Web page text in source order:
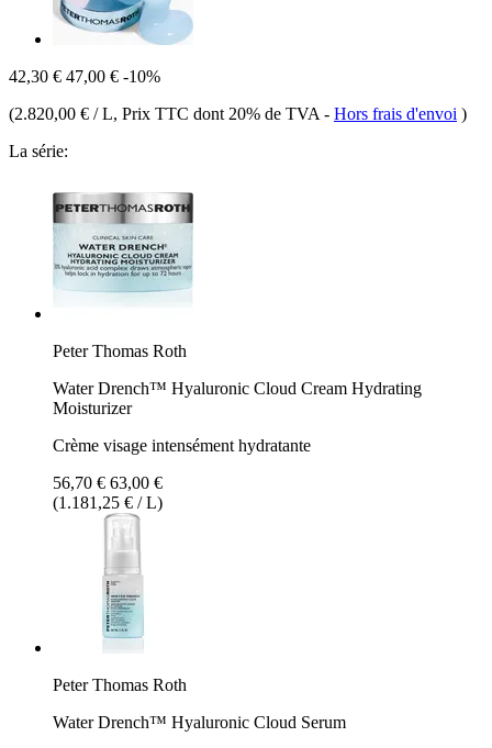
42,30 € 47,00 € -10%
(2.820,00 € / L, Prix TTC dont 20% de TVA - Hors frais d'envoi )
La série:
Peter Thomas Roth
Water Drench™ Hyaluronic Cloud Cream Hydrating
Moisturizer
Crème visage intensément hydratante
56,70 € 63,00 €
(1.181,25 € / L)
Peter Thomas Roth
Water Drench™ Hyaluronic Cloud Serum